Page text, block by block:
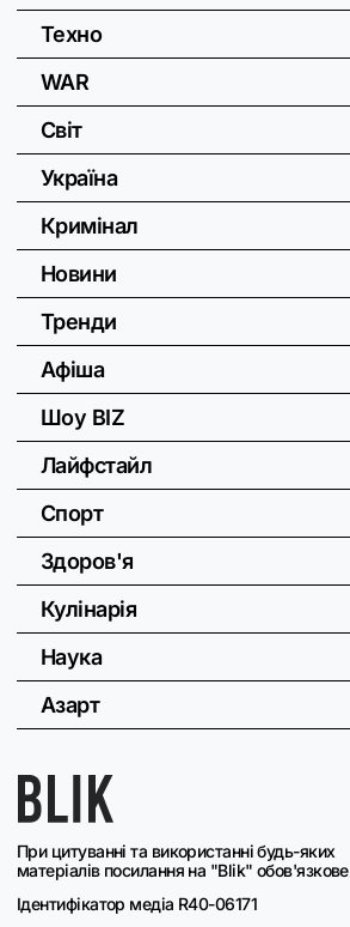
При цитуванні та використанні будь-яких
матеріалів посилання на "Blik" обов'язкове
Ідентифікатор медіа R40-06171
Техно
WAR
Світ
Україна
Кримінал
Новини
Тренди
Афіша
Шоу BIZ
Лайфстайл
Спорт
Здоров'я
Кулінарія
Наука
Азарт